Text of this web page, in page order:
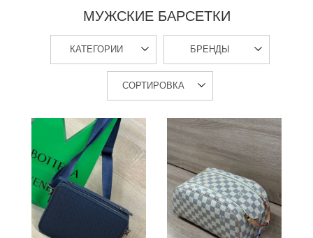
МУЖСКИЕ БАРСЕТКИ
КАТЕГОРИИ БРЕНДЫ
СОРТИРОВКА